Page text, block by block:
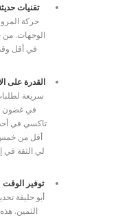
تقنيات
حركة
الوجهات. من
في أقل
القدرة على
سريعة
في غضون
تاكسي في
أقل من خمس
لي الثقة في
توفير الوقت
أبو حليفة
الثمين.